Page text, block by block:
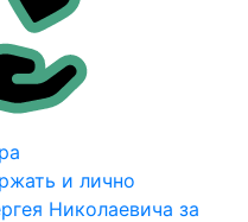
и лично
Николаевича за